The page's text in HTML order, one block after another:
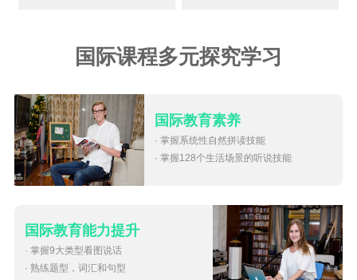
国际课程多元探究学习
国际教育素养
· 掌握系统性自然拼读技能
· 掌握128个生活场景的听说技能
国际教育能力提升
· 掌握9大类型看图说话
· 熟练题型，词汇和句型